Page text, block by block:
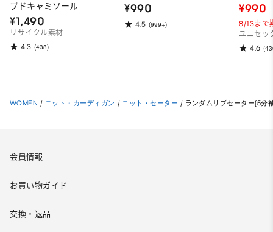
プドキャミソール
¥1,490
リサイクル素材
4.3 (438)
¥990
4.5 (999+)
¥990
8/13まで
ユニセッ
4.6
WOMEN / ニット・カーディガン / ニット・セーター / ランダムリブセーター(5分
会員情報
お買い物ガイド
交換・返品